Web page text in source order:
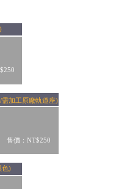
需加工原廠軌道座)
售價：NT$250
色)